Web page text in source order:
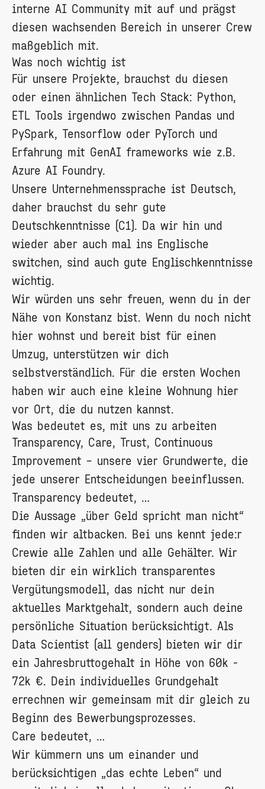
interne AI Community mit auf und prägst
diesen wachsenden Bereich in unserer Crew
maßgeblich mit.
Was noch wichtig ist
Für unsere Projekte, brauchst du diesen
oder einen ähnlichen Tech Stack: Python,
ETL Tools irgendwo zwischen Pandas und
PySpark, Tensorflow oder PyTorch und
Erfahrung mit GenAI frameworks wie z.B.
Azure AI Foundry.
Unsere Unternehmenssprache ist Deutsch,
daher brauchst du sehr gute
Deutschkenntnisse (C1). Da wir hin und
wieder aber auch mal ins Englische
switchen, sind auch gute Englischkenntnisse
wichtig.
Wir würden uns sehr freuen, wenn du in der
Nähe von Konstanz bist. Wenn du noch nicht
hier wohnst und bereit bist für einen
Umzug, unterstützen wir dich
selbstverständlich. Für die ersten Wochen
haben wir auch eine kleine Wohnung hier
vor Ort, die du nutzen kannst.
Was bedeutet es, mit uns zu arbeiten
Transparency, Care, Trust, Continuous
Improvement – unsere vier Grundwerte, die
jede unserer Entscheidungen beeinflussen.
Transparency bedeutet, …
Die Aussage „über Geld spricht man nicht“
finden wir altbacken. Bei uns kennt jede:r
Crewie alle Zahlen und alle Gehälter. Wir
bieten dir ein wirklich transparentes
Vergütungsmodell, das nicht nur dein
aktuelles Marktgehalt, sondern auch deine
persönliche Situation berücksichtigt. Als
Data Scientist (all genders) bieten wir dir
ein Jahresbruttogehalt in Höhe von 60k -
72k €. Dein individuelles Grundgehalt
errechnen wir gemeinsam mit dir gleich zu
Beginn des Bewerbungsprozesses.
Care bedeutet, …
Wir kümmern uns um einander und
berücksichtigen „das echte Leben“ und